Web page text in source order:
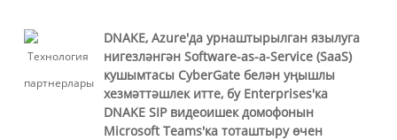
DNAKE, Azure'да урнаштырылган язылуга
нигезләнгән Software-as-a-Service (SaaS)
кушымтасы CyberGate белән уңышлы
хезмәттәшлек итте, бу Enterprises'ка
DNAKE SIP видеоишек домофонын
Microsoft Teams'ка тоташтыру өчен